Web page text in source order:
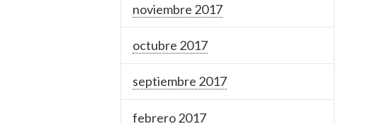
noviembre 2017
octubre 2017
septiembre 2017
febrero 2017